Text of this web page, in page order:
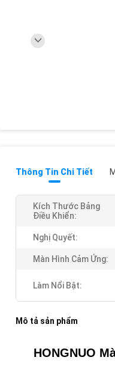
Thông Tin Chi Tiết
Kích Thước Bảng
Điều Khiển:
Nghị Quyết:
Màn Hình Cảm Ứng:
Làm Nổi Bật:
Mô tả sản phẩm
HONGNUO